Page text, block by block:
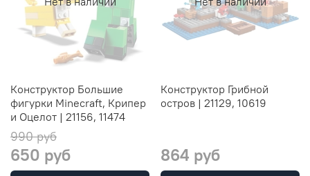
Конструктор Большие
фигурки Minecraft, Крипер
и Оцелот | 21156, 11474
990 руб
650 руб
Конструктор Грибной
остров | 21129, 10619
864 руб